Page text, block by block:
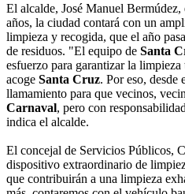
El alcalde, José Manuel
años, la ciudad contará con un
limpieza y recogida, que el año
de residuos. "El equipo de Santa
esfuerzo para garantizar la
acoge Santa Cruz. Por eso, desde
llamamiento para que vecinos,
Carnaval, pero con
indica el alcalde.
El concejal de Servicios Públicos,
dispositivo extraordinario de
que contribuirán a una limpieza